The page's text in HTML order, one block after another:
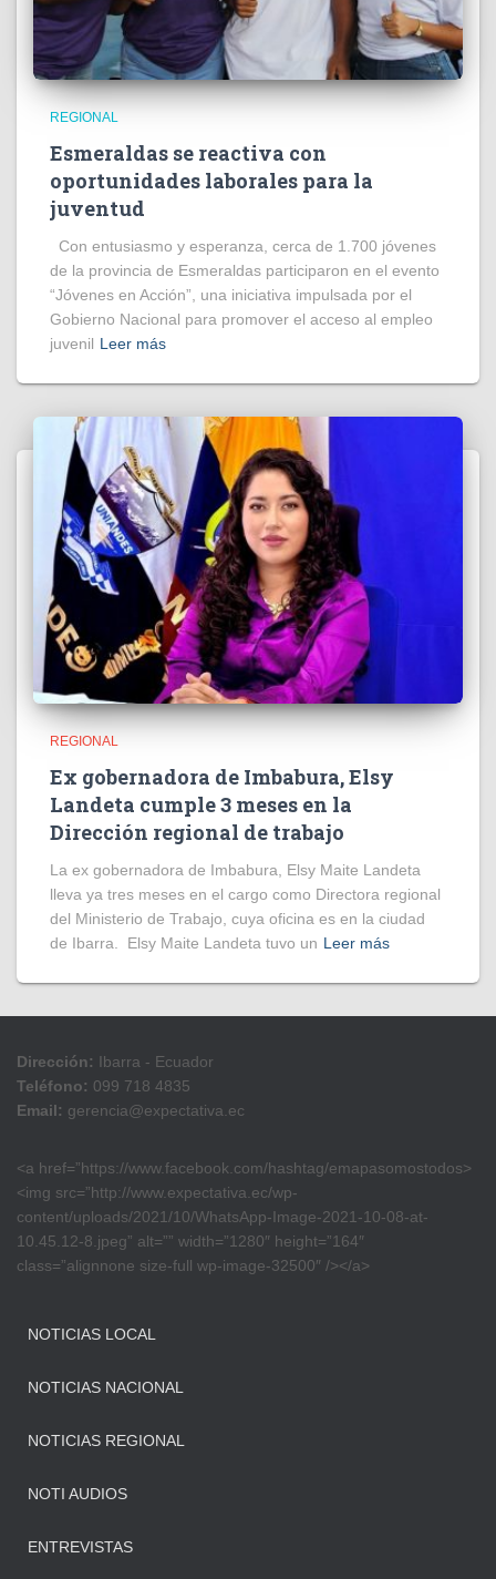
REGIONAL
Esmeraldas se reactiva con
oportunidades laborales para la
juventud
Con entusiasmo y esperanza, cerca de 1.700 jóvenes
de la provincia de Esmeraldas participaron en el evento
“Jóvenes en Acción”, una iniciativa impulsada por el
Gobierno Nacional para promover el acceso al empleo
juvenil Leer más
REGIONAL
Ex gobernadora de Imbabura, Elsy
Landeta cumple 3 meses en la
Dirección regional de trabajo
La ex gobernadora de Imbabura, Elsy Maite Landeta
lleva ya tres meses en el cargo como Directora regional
del Ministerio de Trabajo, cuya oficina es en la ciudad
de Ibarra. Elsy Maite Landeta tuvo un Leer más
Dirección: Ibarra - Ecuador
Teléfono: 099 718 4835
Email: gerencia@expectativa.ec
<a href=”https://www.facebook.com/hashtag/emapasomostodos>
<img src=”http://www.expectativa.ec/wp-
content/uploads/2021/10/WhatsApp-Image-2021-10-08-at-
10.45.12-8.jpeg” alt=”” width=”1280″ height=”164″
class=”alignnone size-full wp-image-32500″ /></a>
NOTICIAS LOCAL
NOTICIAS NACIONAL
NOTICIAS REGIONAL
NOTI AUDIOS
ENTREVISTAS